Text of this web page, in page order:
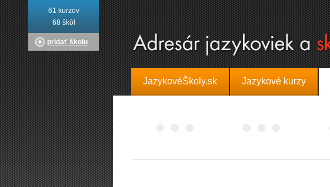
JazykovéŠkoly.sk Jazykové kurzy
61 kurzov
68 škôl
pridať školu